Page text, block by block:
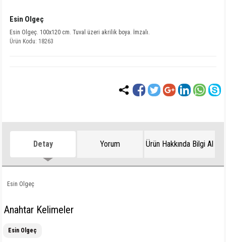
Esin Olgeç
Esin Olgeç. 100x120 cm. Tuval üzeri akrilik boya. İmzalı.
Ürün Kodu: 18263
Detay Yorum Ürün Hakkında Bilgi Al
Esin Olgeç
Anahtar Kelimeler
Esin Olgeç